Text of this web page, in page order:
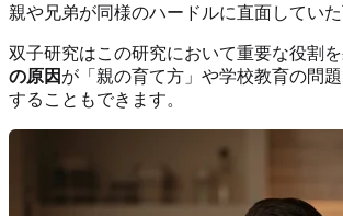
親や兄弟が同様のハードルに直面してい
双子研究はこの研究において重要な役割
の原因 が「親の育て方」や学校教育の問
することもできます。